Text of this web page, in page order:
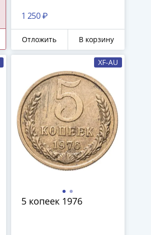
1 250 ₽
Отложить В корзину
XF-AU
5 копеек 1976